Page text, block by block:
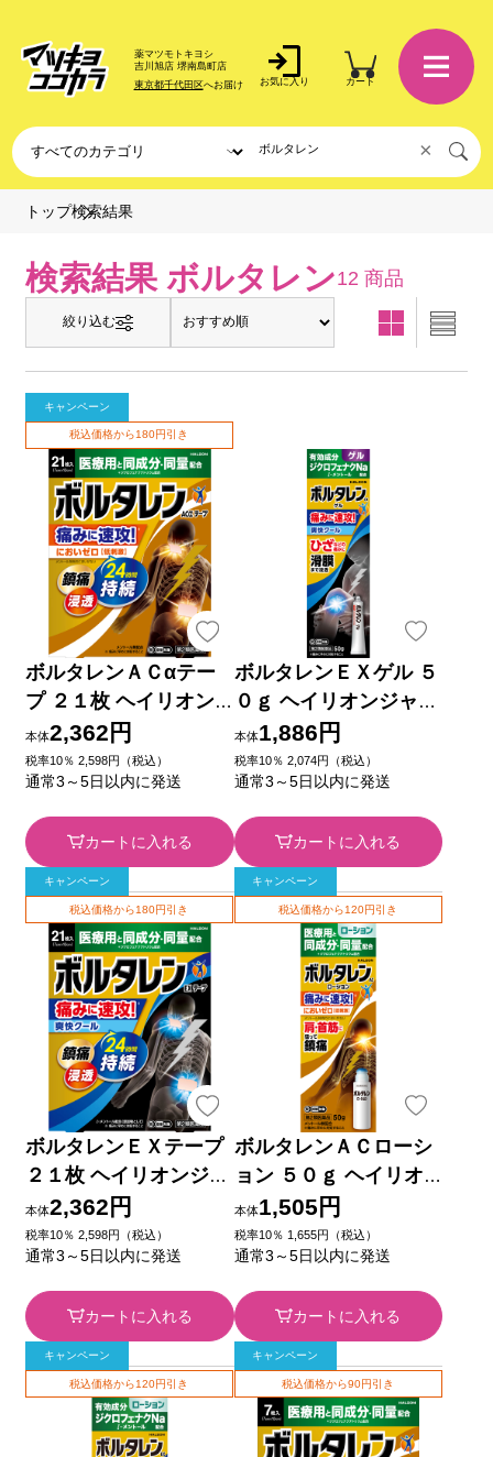
薬マツモトキヨシ
吉川旭店 堺南島町店
東京都千代田区へお届け お気に入り カート
×
トップ検索結果
検索結果 ボルタレン12 商品
絞り込む
キャンペーン
税込価格から180円引き
ボルタレンＡＣαテー
プ ２１枚 ヘイリオン
ジャパン 【第2類医薬
品】
本体2,362円
税率10％ 2,598円（税込）
通常3～5日以内に発送
カートに入れる
ボルタレンＥＸゲル ５
０ｇ ヘイリオンジャパ
ン 【第2類医薬品】
本体1,886円
税率10％ 2,074円（税込）
通常3～5日以内に発送
カートに入れる
キャンペーン
税込価格から180円引き
ボルタレンＥＸテープ
２１枚 ヘイリオンジャ
パン 【第2類医薬品】
本体2,362円
税率10％ 2,598円（税込）
通常3～5日以内に発送
カートに入れる
キャンペーン
税込価格から120円引き
ボルタレンＡＣローシ
ョン ５０ｇ ヘイリオ
ンジャパン 【第2類医
薬品】
本体1,505円
税率10％ 1,655円（税込）
通常3～5日以内に発送
カートに入れる
キャンペーン
税込価格から120円引き
キャンペーン
税込価格から90円引き